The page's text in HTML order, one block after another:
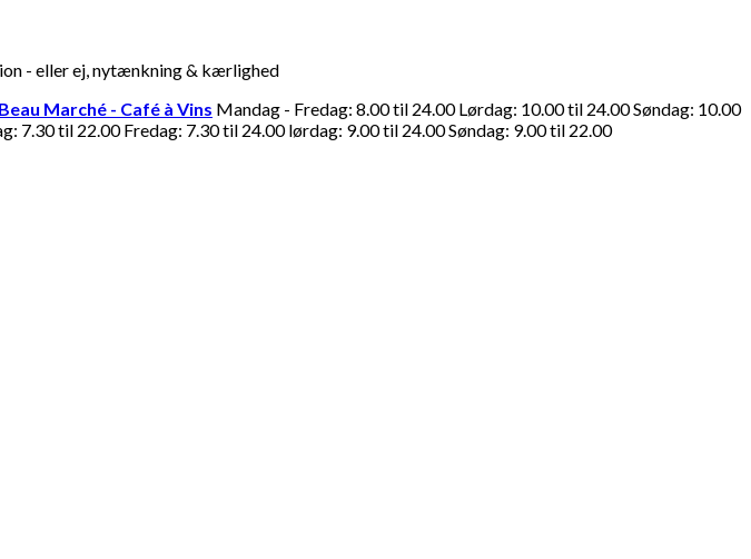
- eller ej, nytænkning & kærlighed
Beau Marché - Café à Vins Mandag - Fredag: 8.00 til 24.00 Lørdag: 10.00 til 24.00 Søndag: 10.00
7.30 til 22.00 Fredag: 7.30 til 24.00 lørdag: 9.00 til 24.00 Søndag: 9.00 til 22.00